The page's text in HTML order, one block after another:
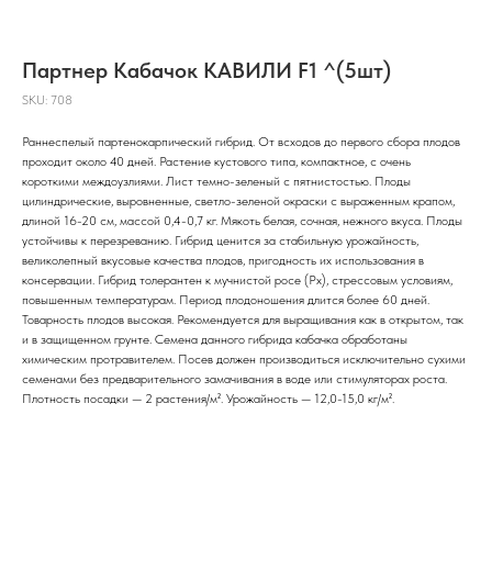
Партнер Кабачок КАВИЛИ F1 ^(5шт)
SKU: 708
Раннеспелый партенокарпический гибрид. От всходов до первого сбора плодов
проходит около 40 дней. Растение кустового типа, компактное, с очень
короткими междоузлиями. Лист темно-зеленый с пятнистостью. Плоды
цилиндрические, выровненные, светло-зеленой окраски с выраженным крапом,
длиной 16-20 см, массой 0,4-0,7 кг. Мякоть белая, сочная, нежного вкуса. Плоды
устойчивы к перезреванию. Гибрид ценится за стабильную урожайность,
великолепный вкусовые качества плодов, пригодность их использования в
консервации. Гибрид толерантен к мучнистой росе (Px), стрессовым условиям,
повышенным температурам. Период плодоношения длится более 60 дней.
Товарность плодов высокая. Рекомендуется для выращивания как в открытом, так
и в защищенном грунте. Семена данного гибрида кабачка обработаны
химическим протравителем. Посев должен производиться исключительно сухими
семенами без предварительного замачивания в воде или стимуляторах роста.
Плотность посадки — 2 растения/м². Урожайность — 12,0-15,0 кг/м².